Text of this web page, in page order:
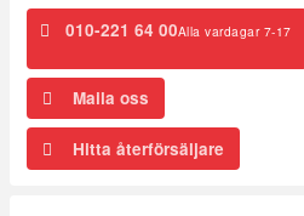
010-221 64 00Alla vardagar 7-17
Maila oss
Hitta återförsäljare